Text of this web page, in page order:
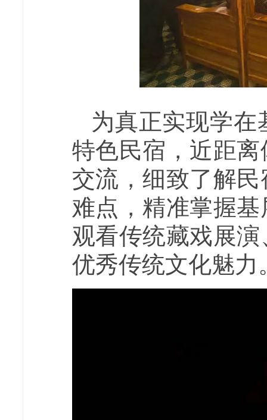
为真正实现学
特色民宿，近距
交流，细致了解
难点，精准掌握
观看传统藏戏展
优秀传统文化魅力